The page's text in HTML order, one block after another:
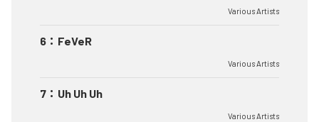
Various Artists
6 ： FeVeR
Various Artists
7 ： Uh Uh Uh
Various Artists